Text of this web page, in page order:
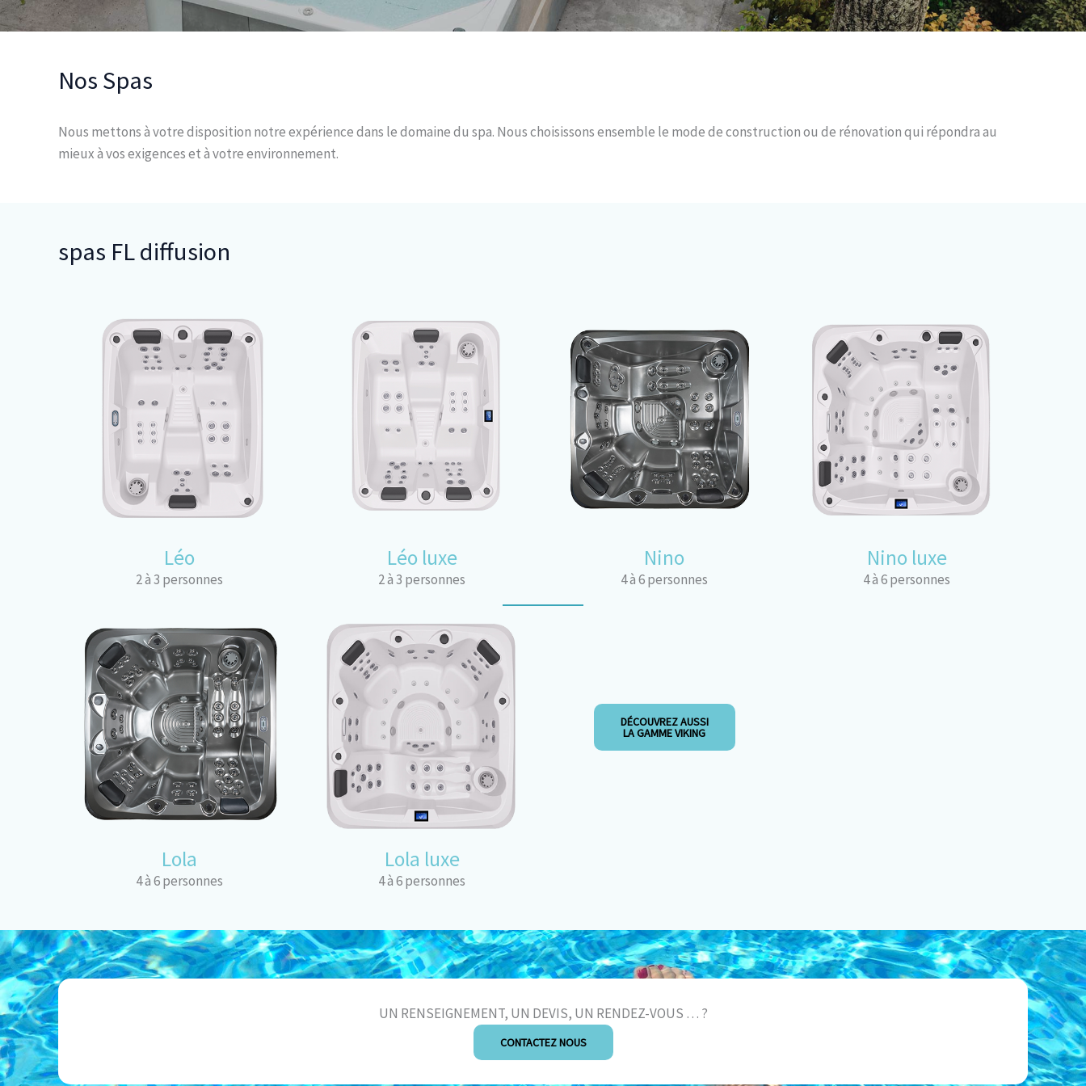
Nos Spas
Nous mettons à votre disposition notre expérience dans le domaine du spa. Nous choisissons ensemble le mode de construction ou de rénovation qui répondra au
mieux à vos exigences et à votre environnement.
spas FL diffusion
Léo
2 à 3 personnes
Léo luxe
2 à 3 personnes
Nino
4 à 6 personnes
Nino luxe
4 à 6 personnes
DÉCOUVREZ AUSSI
LA GAMME VIKING
Lola
4 à 6 personnes
Lola luxe
4 à 6 personnes
UN RENSEIGNEMENT, UN DEVIS, UN RENDEZ-VOUS … ?
CONTACTEZ NOUS